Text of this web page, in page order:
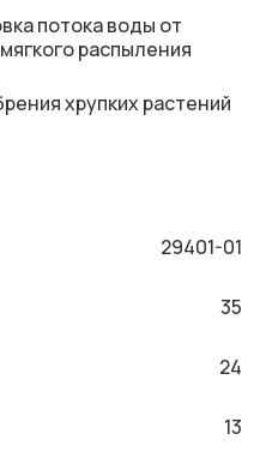
потока воды от
распыления
хрупких растений
29401-01
35
24
13